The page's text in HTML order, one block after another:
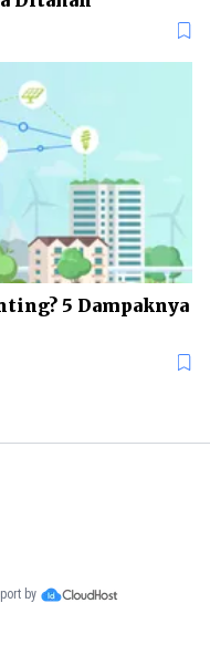
5 Dampaknya
by